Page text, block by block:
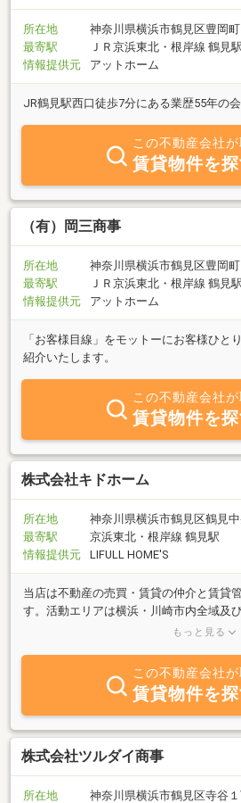
所在地
神奈川県横浜市鶴見区豊岡
最寄駅
ＪＲ京浜東北・根岸線 鶴見
情報提供元
アットホーム
JR鶴見駅西口徒歩7分にある業歴55年の会
この不動産会社が
賃貸物件を
（有）岡三商事
所在地
神奈川県横浜市鶴見区豊岡
最寄駅
ＪＲ京浜東北・根岸線 鶴見
情報提供元
アットホーム
「お客様目線」をモットーにお客様ひと
紹介いたします。
この不動産会社が
賃貸物件を
株式会社キドホーム
所在地
神奈川県横浜市鶴見区鶴見
最寄駅
京浜東北・根岸線 鶴見駅
情報提供元
LIFULL HOME'S
当店は不動産の売買・賃貸の仲介と賃貸
す。活動エリアは横浜・川崎市内全域及
遠方の場合でもお気軽にご相談ください
もっと見る
この不動産会社が
賃貸物件を
株式会社ツルダイ商事
所在地 神奈川県横浜市鶴見区寺谷